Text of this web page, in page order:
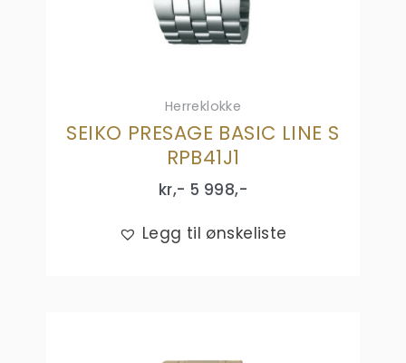
Herreklokke
SEIKO PRESAGE BASIC LINE S
RPB41J1
kr,- 5 998,-
Legg til ønskeliste